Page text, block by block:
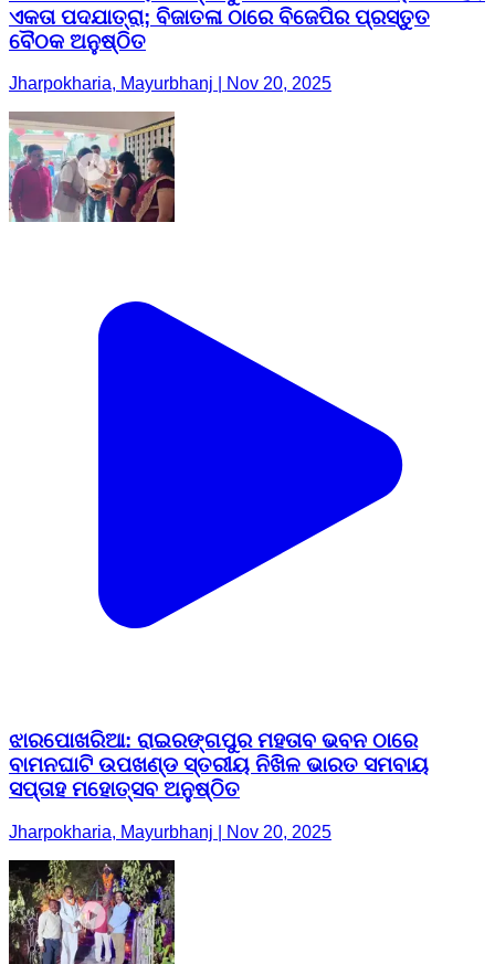
ଏକତା ପଦଯାତ୍ରା; ବିଜାତଳା ଠାରେ ବିଜେପିର ପ୍ରସ୍ତୁତ
ବୈଠକ ଅନୁଷ୍ଠିତ
Jharpokharia, Mayurbhanj | Nov 20, 2025
ଝାରପୋଖରିଆ: ରାଇରଙ୍ଗପୁର ମହତାବ ଭବନ ଠାରେ
ବାମନଘାଟି ଉପଖଣ୍ଡ ସ୍ତରୀୟ ନିଖିଳ ଭାରତ ସମବାୟ
ସପ୍ତାହ ମହୋତ୍ସବ ଅନୁଷ୍ଠିତ
Jharpokharia, Mayurbhanj | Nov 20, 2025